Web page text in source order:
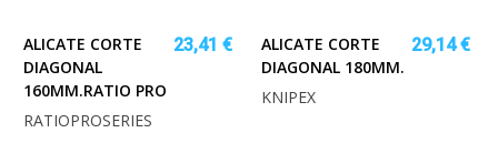
ALICATE CORTE
DIAGONAL
160MM.RATIO PRO
23,41 €
RATIOPROSERIES
ALICATE CORTE
DIAGONAL 180MM.
29,14 €
KNIPEX